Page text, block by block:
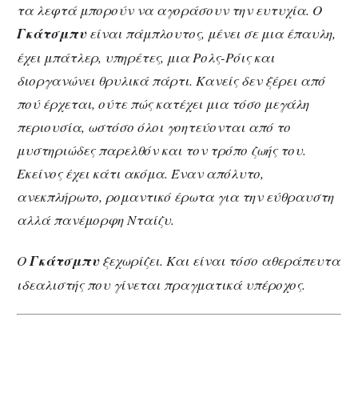
τα λεφτά μπορούν να αγοράσουν την ευτυχία. Ο
Γκάτσμπυείναι πάμπλουτος, μένει σε μια έπαυλη,
έχει μπάτλερ, υπηρέτες, μια Ρολς-Ρόις και
διοργανώνει θρυλικά πάρτι. Κανείς δεν ξέρει από
πού έρχεται, ούτε πώς κατέχει μια τόσο μεγάλη
περιουσία, ωστόσο όλοι γοητεύονται από το
μυστηριώδες παρελθόν και τον τρόπο ζωής του.
Εκείνος έχει κάτι ακόμα. Έναν απόλυτο,
ανεκπλήρωτο, ρομαντικό έρωτα για την εύθραυστη
αλλά πανέμορφη Νταίζυ.
ΟΓκάτσμπυξεχωρίζει. Και είναι τόσο αθεράπευτα
ιδεαλιστής που γίνεται πραγματικά υπέροχος.